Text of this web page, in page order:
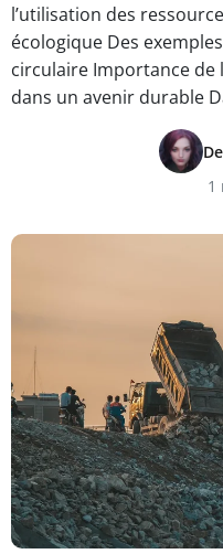
l’utilisation des
écologique Des
circulaire Importance de
dans un avenir durable
1